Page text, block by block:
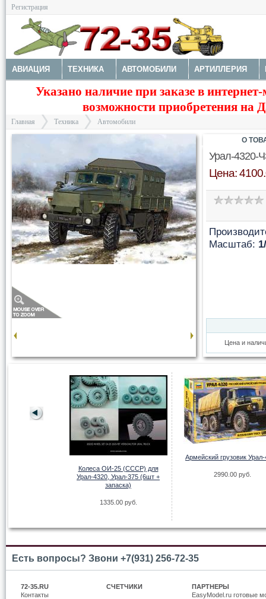
Регистрация
АВИАЦИЯ ТЕХНИКА АВТОМОБИЛИ АРТИЛЛЕРИЯ
МОТОТЕХНИКА ТЕХНИКА РАЗНАЯ ФИГУРЫ МОДЕЛИ
КРАСКИ И ИНСТРУМЕНТЫ
Указано наличие при заказе в
возможности приобретения на
Главная
>
Техника
>
Автомобили
Урал-4320-
Цена:
Масштаб:
Цена и
О
Колеса ОИ-25 (CCCP) для
Урал-4320, Урал-375 (6шт +
запаска)
1335.00 руб.
Армейский грузовик
2990.00 руб.
Есть вопросы? Звони +7(931) 256-72-35
72-35.RU
Контакты
СЧЕТЧИКИ
ПАРТНЕРЫ
EasyModel.ru готовые